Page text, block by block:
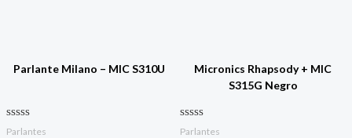
Parlante Milano – MIC S310U
Valorado con
Parlantes
Micronics Rhapsody + MIC
S315G Negro
Valorado con
Parlantes